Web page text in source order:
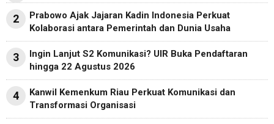
2
Prabowo Ajak Jajaran Kadin Indonesia Perkuat
Kolaborasi antara Pemerintah dan Dunia Usaha
3
Ingin Lanjut S2 Komunikasi? UIR Buka Pendaftaran
hingga 22 Agustus 2026
4
Kanwil Kemenkum Riau Perkuat Komunikasi dan
Transformasi Organisasi